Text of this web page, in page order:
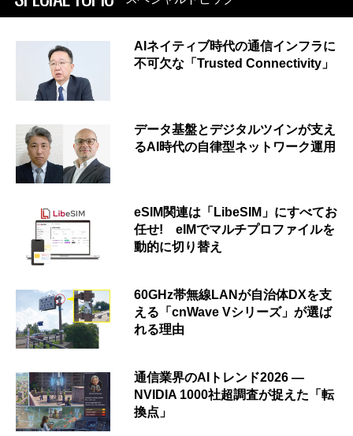
AIネイティブ時代の通信インフラに
不可欠な「Trusted Connectivity」
データ基盤とデジタルツインが支え
るAI時代の自律型ネットワーク運用
eSIM関連は「LibeSIM」にすべてお
任せ! eIMでマルチプロファイルを
動的に切り替え
60GHz帯無線LANが自治体DXを支
える「cnWave Vシリーズ」が選ば
れる理由
通信業界のAIトレンド2026 ―
NVIDIA 1000社超調査が捉えた「転
換点」